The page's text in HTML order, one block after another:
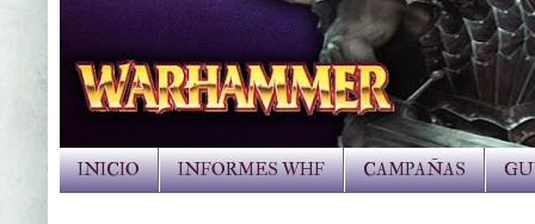
INICIO INFORMES WHF CAMPAÑAS